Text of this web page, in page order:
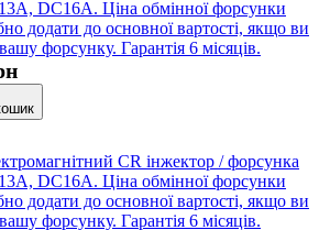
DC16A. Ціна обмінної форсунки
додати до основної вартості, якщо ви
форсунку. Гарантія 6 місяців.